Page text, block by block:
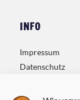
INFO
Impressum
Datenschutz